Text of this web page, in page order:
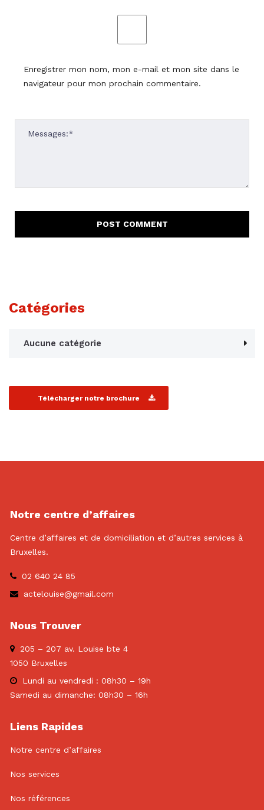
Enregistrer mon nom, mon e-mail et mon site dans le
navigateur pour mon prochain commentaire.
Catégories
Aucune catégorie
Télécharger notre brochure
Notre centre d’affaires
Centre d’affaires et de domiciliation et d’autres services à
Bruxelles.
02 640 24 85
actelouise@gmail.com
Nous Trouver
205 – 207 av. Louise bte 4
1050 Bruxelles
Lundi au vendredi : 08h30 – 19h
Samedi au dimanche: 08h30 – 16h
Liens Rapides
Notre centre d’affaires
Nos services
Nos références